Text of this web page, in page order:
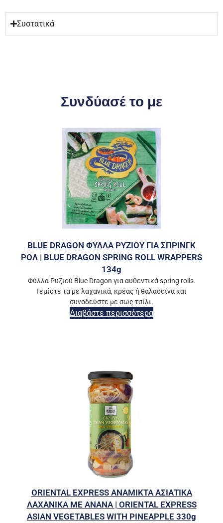
Συστατικά
Συνδύασέ το με
BLUE DRAGON ΦΥΛΛΑ ΡΥΖΙΟΥ ΓΙΑ ΣΠΡΙΝΓΚ
ΡΟΛ | BLUE DRAGON SPRING ROLL WRAPPERS
134g
Φύλλα Ρυζιού Blue Dragon για αυθεντικά spring rolls.
Γεμίστε τα με λαχανικά, κρέας ή θαλασσινά και
συνοδεύστε με σως τσίλι.
Διαβάστε περισσότερα
ORIENTAL EXPRESS ΑΝΑΜΙΚΤΑ ΑΣΙΑΤΙΚΑ
ΛΑΧΑΝΙΚΑ ΜΕ ΑΝΑΝΑ | ORIENTAL EXPRESS
ASIAN VEGETABLES WITH PINEAPPLE 330g